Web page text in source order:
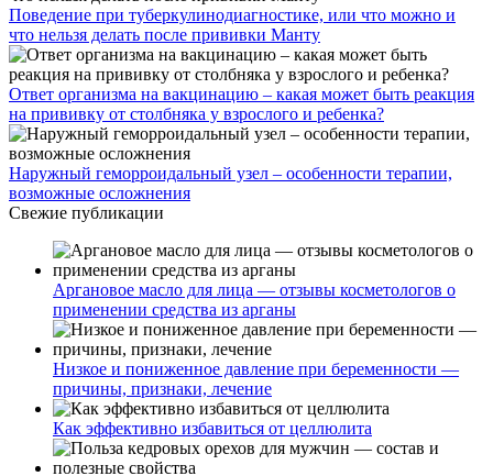
Поведение при туберкулинодиагностике, или что можно и
что нельзя делать после прививки Манту
Ответ организма на вакцинацию – какая может быть реакция
на прививку от столбняка у взрослого и ребенка?
Наружный геморроидальный узел – особенности терапии,
возможные осложнения
Свежие публикации
Аргановое масло для лица — отзывы косметологов о
применении средства из арганы
Низкое и пониженное давление при беременности —
причины, признаки, лечение
Как эффективно избавиться от целлюлита